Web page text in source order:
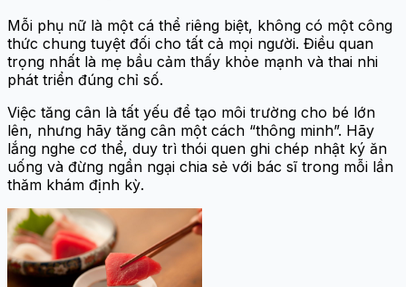
Mỗi phụ nữ là một cá thể riêng biệt, không có một công
thức chung tuyệt đối cho tất cả mọi người. Điều quan
trọng nhất là mẹ bầu cảm thấy khỏe mạnh và thai nhi
phát triển đúng chỉ số.
Việc tăng cân là tất yếu để tạo môi trường cho bé lớn
lên, nhưng hãy tăng cân một cách “thông minh”. Hãy
lắng nghe cơ thể, duy trì thói quen ghi chép nhật ký ăn
uống và đừng ngần ngại chia sẻ với bác sĩ trong mỗi lần
thăm khám định kỳ.